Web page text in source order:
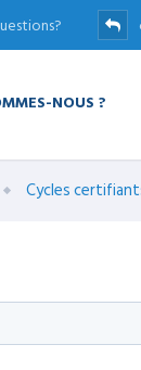
NOUS ?
Cycles